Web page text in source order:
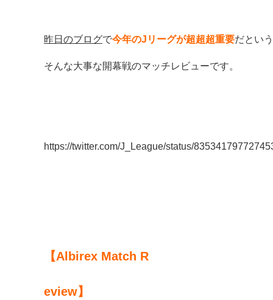
昨日のブログで今年のJリーグが超超超重要だとい
そんな大事な開幕戦のマッチレビューです。
https://twitter.com/J_League/status/
【Albirex Match R
eview】